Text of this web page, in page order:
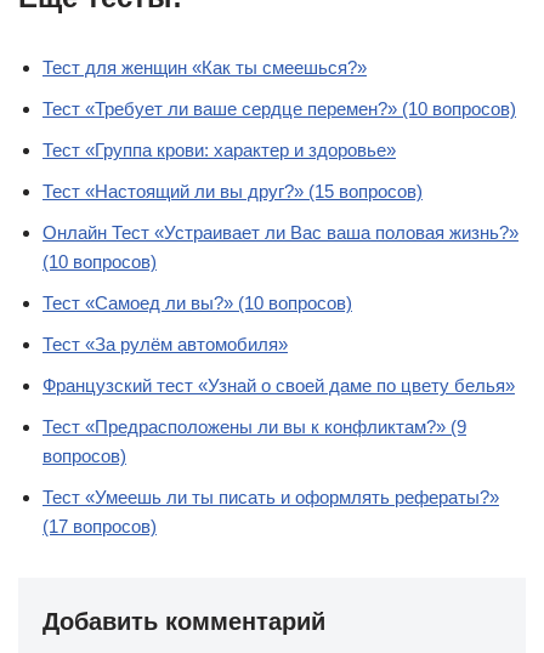
Тест для женщин «Как ты смеешься?»
Тест «Требует ли ваше сердце перемен?» (10 вопросов)
Тест «Группа крови: характер и здоровье»
Тест «Настоящий ли вы друг?» (15 вопросов)
Онлайн Тест «Устраивает ли Вас ваша половая жизнь?»
(10 вопросов)
Тест «Самоед ли вы?» (10 вопросов)
Тест «За рулём автомобиля»
Французский тест «Узнай о своей даме по цвету белья»
Тест «Предрасположены ли вы к конфликтам?» (9
вопросов)
Тест «Умеешь ли ты писать и оформлять рефераты?»
(17 вопросов)
Добавить комментарий